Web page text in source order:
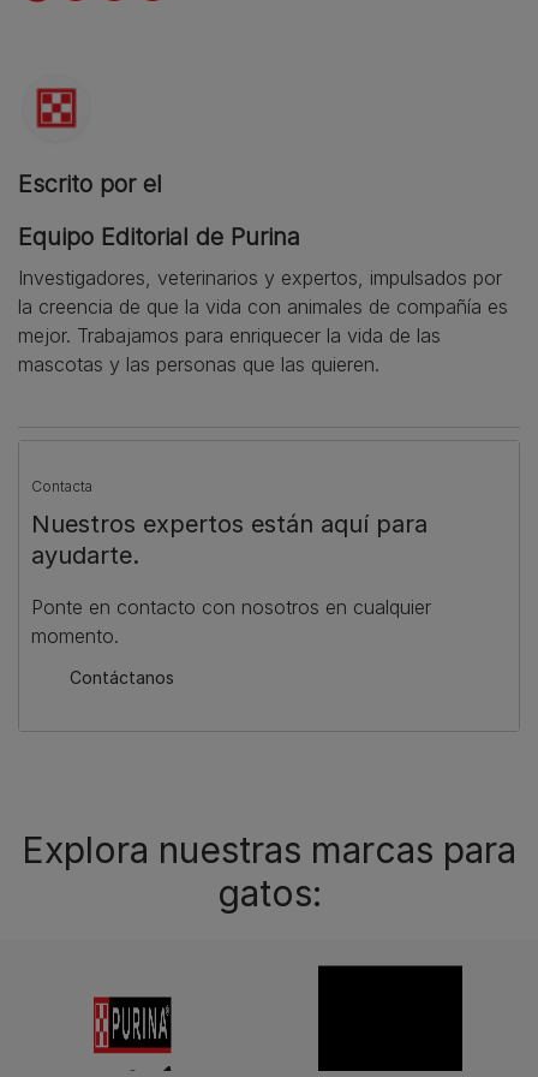
Escrito por el
Equipo Editorial de Purina
Investigadores, veterinarios y expertos, impulsados por
la creencia de que la vida con animales de compañía es
mejor. Trabajamos para enriquecer la vida de las
mascotas y las personas que las quieren.
Contacta
Nuestros expertos están aquí para
ayudarte.
Ponte en contacto con nosotros en cualquier
momento.
Contáctanos
Explora nuestras marcas para
gatos: